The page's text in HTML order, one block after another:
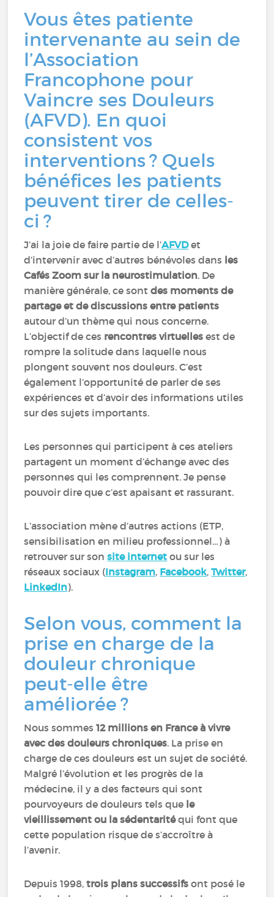
Vous êtes patiente
intervenante au sein de
l’Association
Francophone pour
Vaincre ses Douleurs
(AFVD). En quoi
consistent vos
interventions ? Quels
bénéfices les patients
peuvent tirer de celles-
ci ?
J’ai la joie de faire partie de l’AFVD et
d’intervenir avec d’autres bénévoles dans les
Cafés Zoom sur la neurostimulation. De
manière générale, ce sontdes moments de
partage et de discussions entre patients
autour d’un thème qui nous concerne.
L’objectif de ces rencontres virtuelles est de
rompre la solitude dans laquelle nous
plongent souvent nos douleurs. C’est
également l’opportunité de parler de ses
expériences et d’avoir des informations utiles
sur des sujets importants.
Les personnes qui participent à ces ateliers
partagent un moment d’échange avec des
personnes qui les comprennent. Je pense
pouvoir dire que c’est apaisant et rassurant.
L’association mène d’autres actions (ETP,
sensibilisation en milieu professionnel…) à
retrouver sur son site internet ou sur les
réseaux sociaux (Instagram, Facebook,Twitter,
LinkedIn).
Selon vous, comment la
prise en charge de la
douleur chronique
peut-elle être
améliorée ?
Nous sommes12 millions en France à vivre
avec des douleurs chroniques. La prise en
charge de ces douleurs est un sujet de société.
Malgré l’évolution et les progrès de la
médecine, il y a des facteurs qui sont
pourvoyeurs de douleurs tels que le
vieillissement ou la sédentaritéqui font que
cette population risque de s’accroître à
l’avenir.
Depuis 1998, trois plans successifs ont posé le